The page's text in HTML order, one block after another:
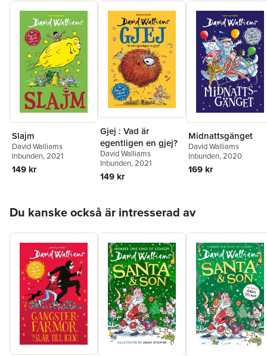
Slajm
David Walliams
Inbunden, 2021
149 kr
Gjej : Vad är
egentligen en gjej?
David Walliams
Inbunden, 2021
149 kr
Midnattsgänget
David Walliams
Inbunden, 2020
169 kr
Du kanske också är intresserad av